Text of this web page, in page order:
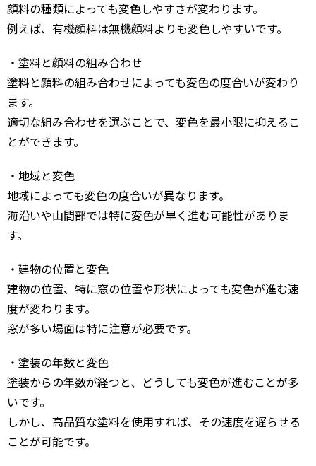
顔料の種類によっても変色しやすさが変わります。
例えば、有機顔料は無機顔料よりも変色しやすいです。
・塗料と顔料の組み合わせ
塗料と顔料の組み合わせによっても変色の度合いが変わり
ます。
適切な組み合わせを選ぶことで、変色を最小限に抑えるこ
とができます。
・地域と変色
地域によっても変色の度合いが異なります。
海沿いや山間部では特に変色が早く進む可能性がありま
す。
・建物の位置と変色
建物の位置、特に窓の位置や形状によっても変色が進む速
度が変わります。
窓が多い場面は特に注意が必要です。
・塗装の年数と変色
塗装からの年数が経つと、どうしても変色が進むことが多
いです。
しかし、高品質な塗料を使用すれば、その速度を遅らせる
ことが可能です。